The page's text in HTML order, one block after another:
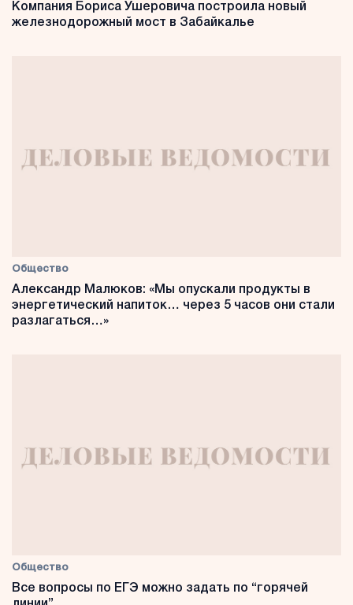
Компания Бориса Ушеровича построила новый
железнодорожный мост в Забайкалье
Общество
Александр Малюков: «Мы опускали продукты в
энергетический напиток… через 5 часов они стали
разлагаться…»
Общество
Все вопросы по ЕГЭ можно задать по “горячей